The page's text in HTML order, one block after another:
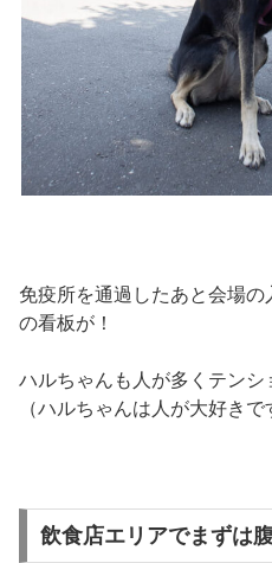
免疫所を通過したあと会場
の看板が！
ハルちゃんも人が多くテンシ
（ハルちゃんは人が大好きで
飲食店エリアでまずは